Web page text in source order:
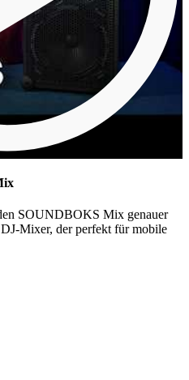
SOUNDBOKS Mix genauer
Mixer, der perfekt für mobile